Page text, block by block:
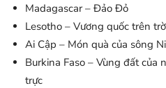
Madagascar – Đảo Đỏ
Lesotho – Vương quốc trên
Ai Cập – Món quà của sông
Burkina Faso – Vùng đất của
trực